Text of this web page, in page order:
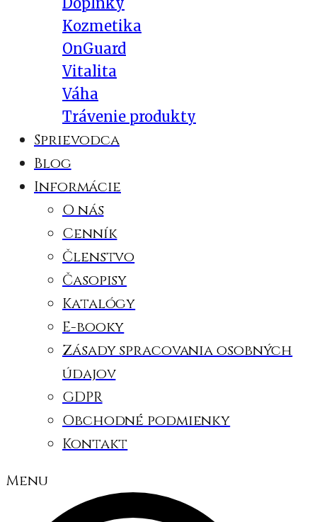
Kozmetika
OnGuard
Vitalita
Váha
Trávenie produkty
Sprievodca
Blog
Informácie
O nás
Cenník
Členstvo
Časopisy
Katalógy
E-booky
Zásady spracovania osobných
údajov
GDPR
Obchodné podmienky
Kontakt
Menu